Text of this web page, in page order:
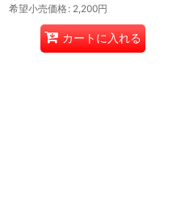
希望小売価格: 2,200円
カートに入れる